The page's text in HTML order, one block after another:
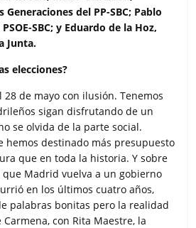
del PP-SBC; Pablo
SBC; y Eduardo de la Hoz,
Junta.
elecciones?
28 de mayo con ilusión. Tenemos
sigan disfrutando de un
se olvida de la parte social.
hemos destinado más presupuesto
que en toda la historia. Y sobre
Madrid vuelva a un gobierno
en los últimos cuatro años,
palabras bonitas pero la realidad
con Rita Maestre, la